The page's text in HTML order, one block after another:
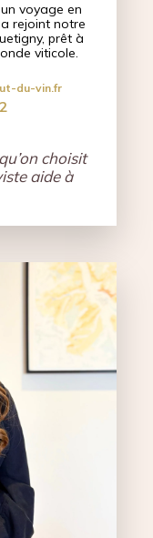
voyage en
rejoint notre
prêt à
viticole.
du-vin.fr
choisit
aide à